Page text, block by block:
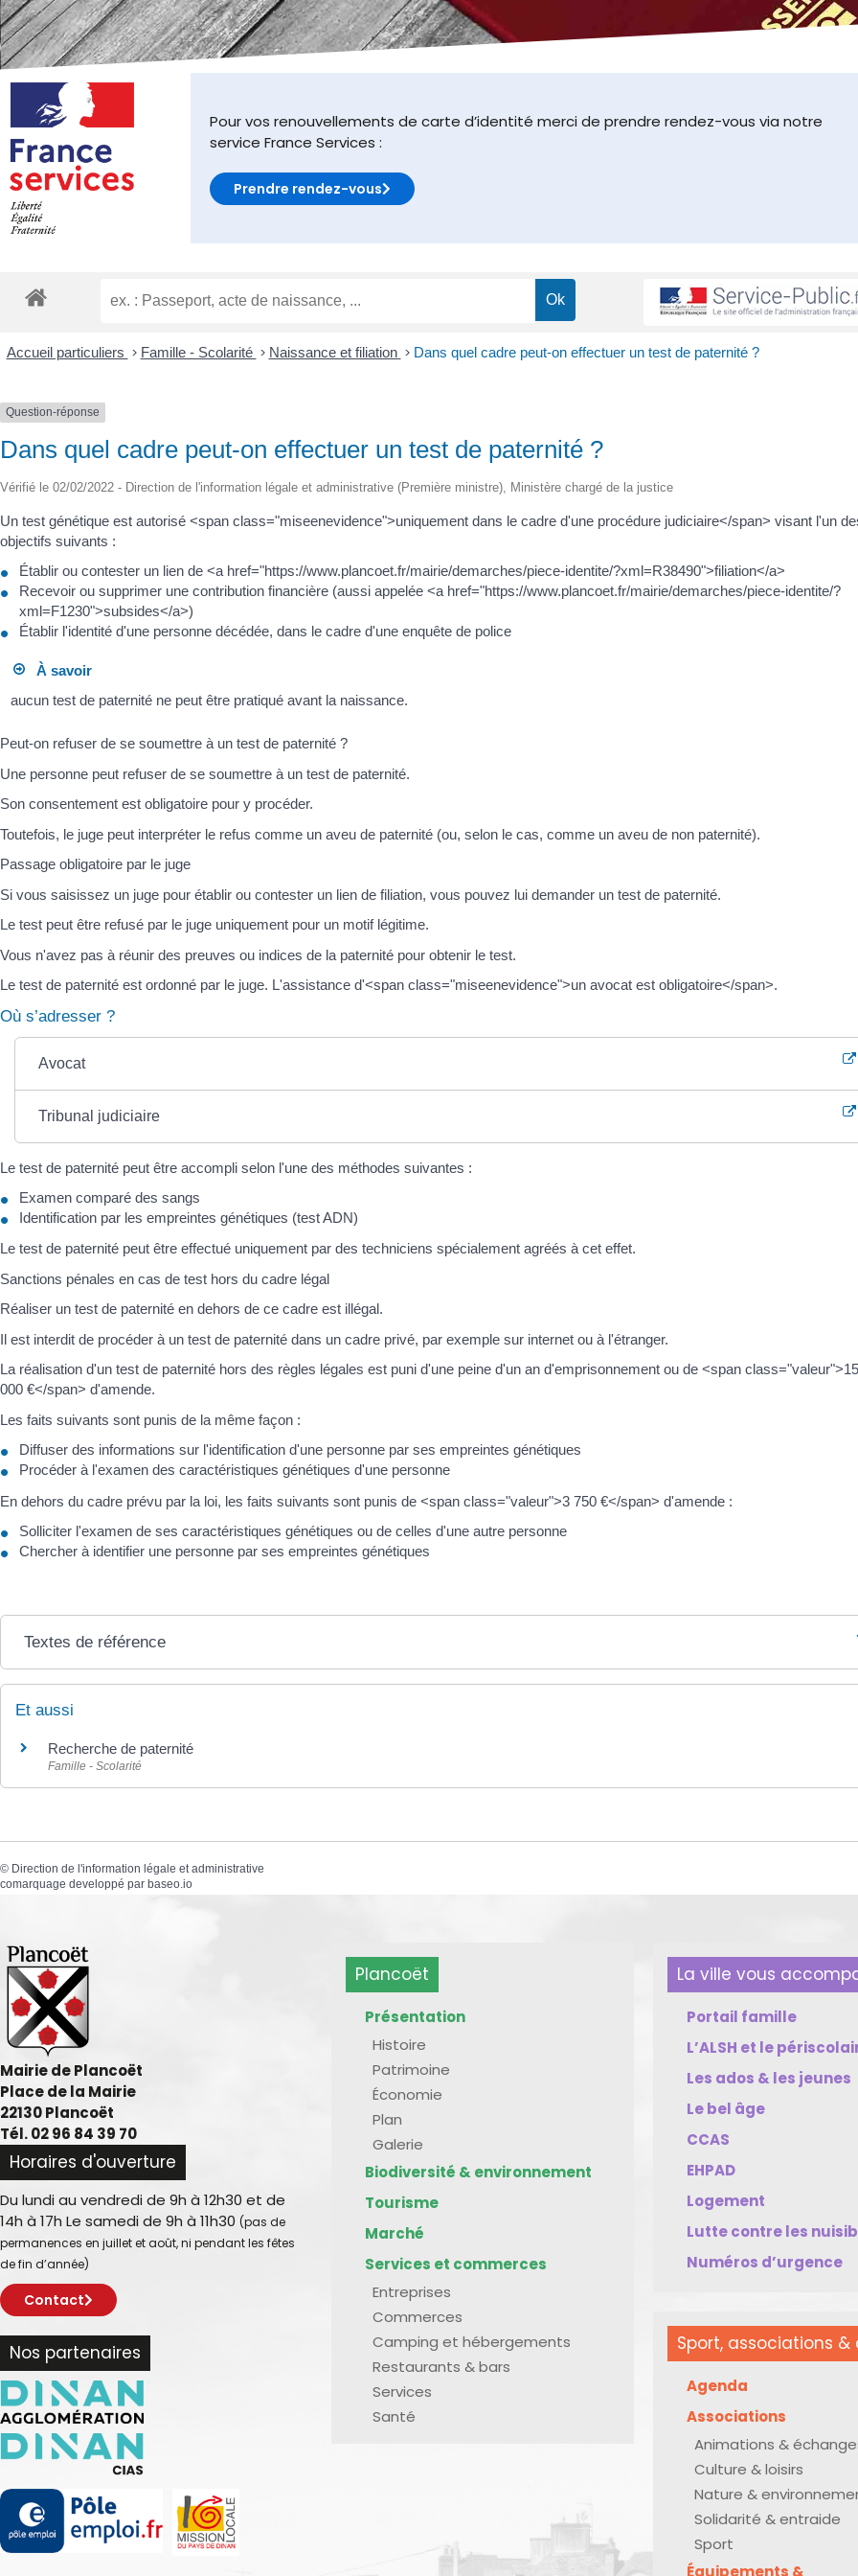
qui
utilisent
un
lecteur
d'écran ;
Appuyez
sur
Ctrl-
F10
pour
ouvrir
d'accessibilité.
Pour vos renouvellements de carte d’identité merci de prendre rendez-vous via notre
service France Services :
Prendre rendez-vous
Accueil particuliers > Famille - Scolarité > Naissance et filiation > Dans quel cadre peut-on effectuer un test de paternité ?
Question-réponse
Dans quel cadre peut-on effectuer un test de paternité ?
Vérifié le 02/02/2022 - Direction de l'information légale et administrative (Première ministre), Ministère chargé de la justice
Un test génétique est autorisé <span class="miseenevidence">uniquement dans le cadre d'une procédure judiciaire</span> visant l'un
objectifs suivants :
Établir ou contester un lien de <a href="https://www.plancoet.fr/mairie/demarches/piece-identite/?xml=R38490">filiation</a>
Recevoir ou supprimer une contribution financière (aussi appelée <a href="https://www.plancoet.fr/mairie/demarches/piece-identite/?
xml=F1230">subsides</a>)
Établir l'identité d'une personne décédée, dans le cadre d'une enquête de police
À savoir
aucun test de paternité ne peut être pratiqué avant la naissance.
Peut-on refuser de se soumettre à un test de paternité ?
Une personne peut refuser de se soumettre à un test de paternité.
Son consentement est obligatoire pour y procéder.
Toutefois, le juge peut interpréter le refus comme un aveu de paternité (ou, selon le cas, comme un aveu de non paternité).
Passage obligatoire par le juge
Si vous saisissez un juge pour établir ou contester un lien de filiation, vous pouvez lui demander un test de paternité.
Le test peut être refusé par le juge uniquement pour un motif légitime.
Vous n'avez pas à réunir des preuves ou indices de la paternité pour obtenir le test.
Le test de paternité est ordonné par le juge. L'assistance d'<span class="miseenevidence">un avocat est obligatoire</span>.
Où s’adresser ?
Avocat
Tribunal judiciaire
Le test de paternité peut être accompli selon l'une des méthodes suivantes :
Examen comparé des sangs
Identification par les empreintes génétiques (test ADN)
Le test de paternité peut être effectué uniquement par des techniciens spécialement agréés à cet effet.
Sanctions pénales en cas de test hors du cadre légal
Réaliser un test de paternité en dehors de ce cadre est illégal.
Il est interdit de procéder à un test de paternité dans un cadre privé, par exemple sur internet ou à l'étranger.
La réalisation d'un test de paternité hors des règles légales est puni d'une peine d'un an d'emprisonnement ou de <span class="valeur">15
000 €</span> d'amende.
Les faits suivants sont punis de la même façon :
Diffuser des informations sur l'identification d'une personne par ses empreintes génétiques
Procéder à l'examen des caractéristiques génétiques d'une personne
En dehors du cadre prévu par la loi, les faits suivants sont punis de <span class="valeur">3 750 €</span> d'amende :
Solliciter l'examen de ses caractéristiques génétiques ou de celles d'une autre personne
Chercher à identifier une personne par ses empreintes génétiques
Textes de référence
Et aussi
Recherche de paternité
Famille - Scolarité
© Direction de l'information légale et administrative
comarquage developpé par baseo.io
Mairie de Plancoët
Place de la Mairie
22130 Plancoët
Tél. 02 96 84 39 70
Horaires d'ouverture
Du lundi au vendredi de 9h à 12h30 et de
14h à 17h Le samedi de 9h à 11h30 (pas de
permanences en juillet et août, ni pendant les fêtes
de fin d’année)
Contact
Nos partenaires
Plancoët
Présentation
Histoire
Patrimoine
Économie
Plan
Galerie
Biodiversité & environnement
Tourisme
Marché
Services et commerces
Entreprises
Commerces
Camping et hébergements
Restaurants & bars
Services
Santé
La ville vous
Portail famille
L’ALSH et le
Les ados & les jeunes
Le bel âge
CCAS
EHPAD
Logement
Lutte contre les
Numéros d’urgence
Sport, associations &
Agenda
Associations
Animations &
Culture & loisirs
Nature &
Solidarité & entraide
Sport
Équipements &